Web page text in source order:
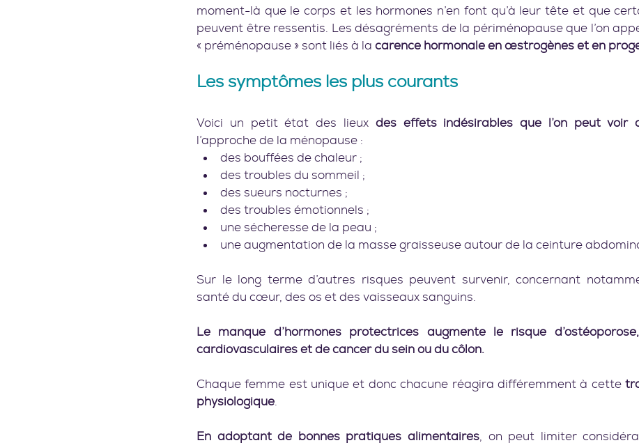
moment-là que le corps et les hormones n’en font qu’à leur tête et que
peuvent être ressentis. Les désagréments de la périménopause que l’on
« préménopause » sont liés à la carence hormonale en œstrogènes et en
Les symptômes les plus courants
Voici un petit état des lieux des effets indésirables que l’on peut
l’approche de la ménopause :
des bouffées de chaleur ;
des troubles du sommeil ;
des sueurs nocturnes ;
des troubles émotionnels ;
une sécheresse de la peau ;
une augmentation de la masse graisseuse autour de la ceinture
Sur le long terme d’autres risques peuvent survenir, concernant
santé du cœur, des os et des vaisseaux sanguins.
Le manque d’hormones protectrices augmente le risque
cardiovasculaires et de cancer du sein ou du côlon.
Chaque femme est unique et donc chacune réagira différemment à cette
physiologique
En adoptant de bonnes pratiques alimentaires , on peut limiter